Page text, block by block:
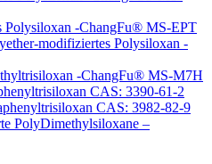
Polysiloxan -ChangFu® MS-EPT
modifiziertes Polysiloxan -
-ChangFu® MS-M7H
CAS: 3390-61-2
CAS: 3982-82-9
PolyDimethylsiloxane –